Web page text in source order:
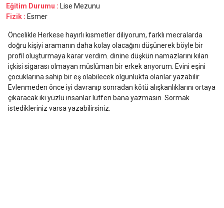
Eğitim Durumu : Lise Mezunu
Fizik : Esmer
Öncelikle Herkese hayırlı kısmetler diliyorum, farklı mecralarda
doğru kişiyi aramanın daha kolay olacağını düşünerek böyle bir
profil oluşturmaya karar verdim. dinine düşkün namazlarını kılan
içkisi sigarası olmayan müslüman bir erkek arıyorum. Evini eşini
çocuklarına sahip bir eş olabilecek olgunlukta olanlar yazabilir.
Evlenmeden önce iyi davranıp sonradan kötü alışkanlıklarını ortaya
çıkaracak iki yüzlü insanlar lütfen bana yazmasın. Sormak
istedikleriniz varsa yazabilirsiniz.